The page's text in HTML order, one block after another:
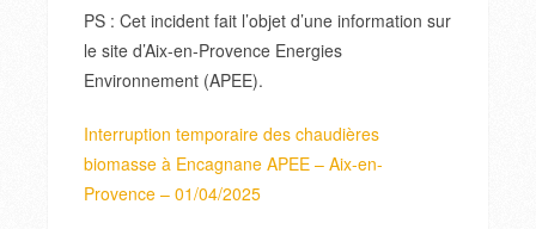
PS : Cet incident fait l’objet d’une information sur
le site d’Aix-en-Provence Energies
Environnement (APEE).
Interruption temporaire des chaudières
biomasse à Encagnane APEE – Aix-en-
Provence – 01/04/2025